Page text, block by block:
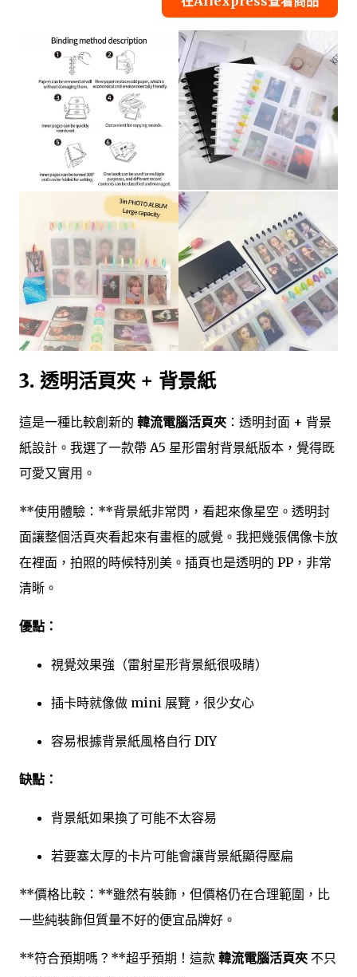
3. 透明活頁夾 + 背景紙
這是一種比較創新的 韓流電腦活頁夾 ：透明封面 + 背景
紙設計。我選了一款帶 A5 星形雷射背景紙版本，覺得既
可愛又實用。
**使用體驗：**背景紙非常閃，看起來像星空。透明封
面讓整個活頁夾看起來有畫框的感覺。我把幾張偶像卡放
在裡面，拍照的時候特別美。插頁也是透明的 PP，非常
清晰。
優點：
視覺效果強（雷射星形背景紙很吸睛）
插卡時就像做 mini 展覽，很少女心
容易根據背景紙風格自行 DIY
缺點：
背景紙如果換了可能不太容易
若要塞太厚的卡片可能會讓背景紙顯得壓扁
**價格比較：**雖然有裝飾，但價格仍在合理範圍，比
一些純裝飾但質量不好的便宜品牌好。
**符合預期嗎？**超乎預期！這款 韓流電腦活頁夾 不只